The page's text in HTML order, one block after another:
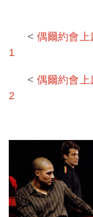
<偶爾約會上
1
<偶爾約會上
2